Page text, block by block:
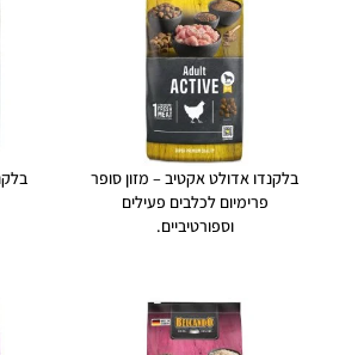
בלקנדו אדולט אקטיב – מזון סופר
פרימיום לכלבים פעילים
וספורטיביים.